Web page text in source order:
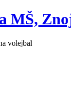
MŠ,
volejbal